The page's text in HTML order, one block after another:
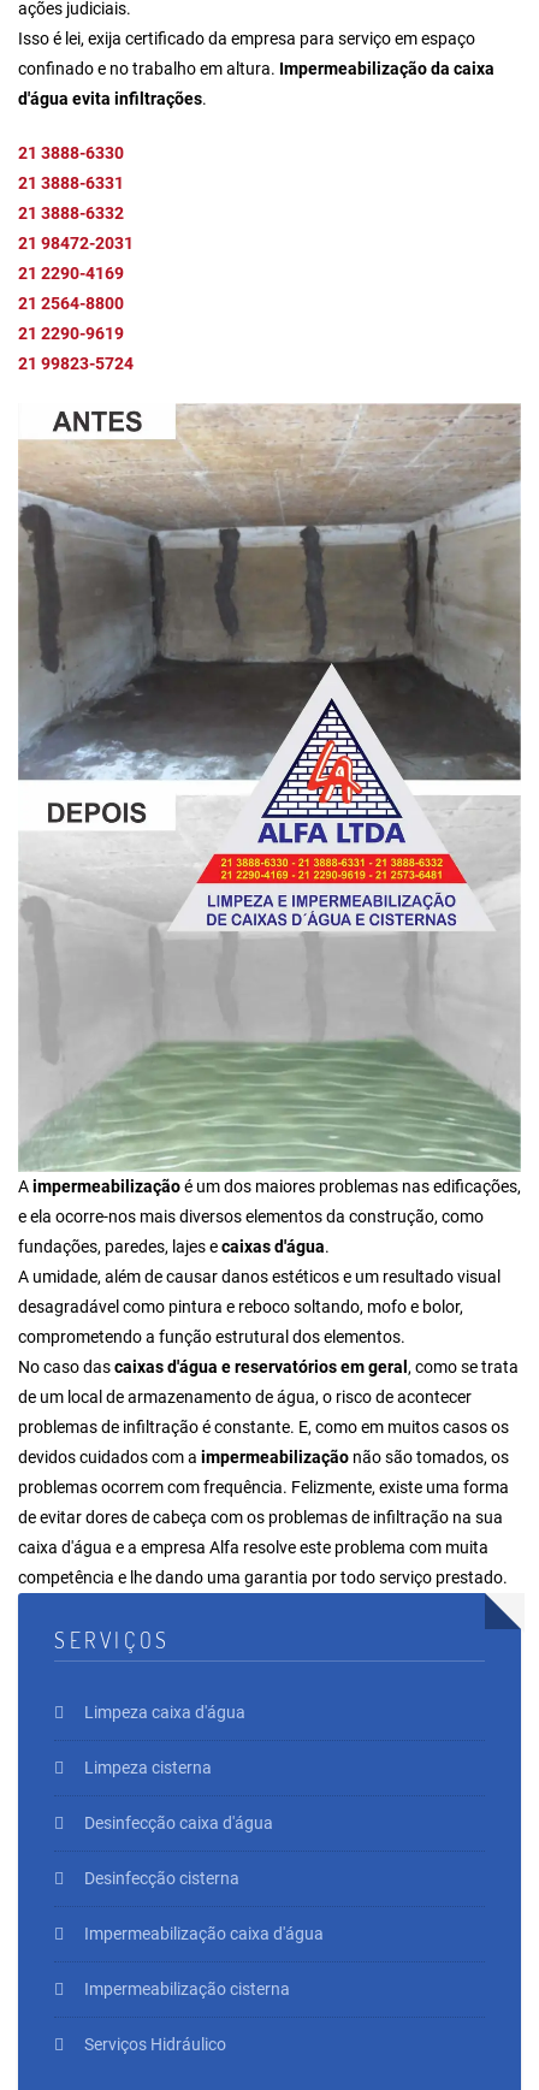
ações judiciais.
Isso é lei, exija certificado da empresa para serviço em espaço
confinado e no trabalho em altura. Impermeabilização da caixa
d'água evita infiltrações.
21 3888-6330
21 3888-6331
21 3888-6332
21 98472-2031
21 2290-4169
21 2564-8800
21 2290-9619
21 99823-5724
Aimpermeabilizaçãoé um dos maiores problemas nas edificações,
e ela ocorre-nos mais diversos elementos da construção, como
fundações, paredes, lajes ecaixas d'água.
A umidade, além de causar danos estéticos e um resultado visual
desagradável como pintura e reboco soltando, mofo e bolor,
comprometendo a função estrutural dos elementos.
No caso dascaixas d'água e reservatórios em geral , como se trata
de um local de armazenamento de água, o risco de acontecer
problemas de infiltração é constante. E, como em muitos casos os
devidos cuidados com a impermeabilização não são tomados, os
problemas ocorrem com frequência. Felizmente, existe uma forma
de evitar dores de cabeça com os problemas de infiltração na sua
caixa d'água e a empresa Alfa resolve este problema com muita
competência e lhe dando uma garantia por todo serviço prestado.
SERVIÇOS
Limpeza caixa d'água
Limpeza cisterna
Desinfecção caixa d'água
Desinfecção cisterna
Impermeabilização caixa d'água
Impermeabilização cisterna
Serviços Hidráulico